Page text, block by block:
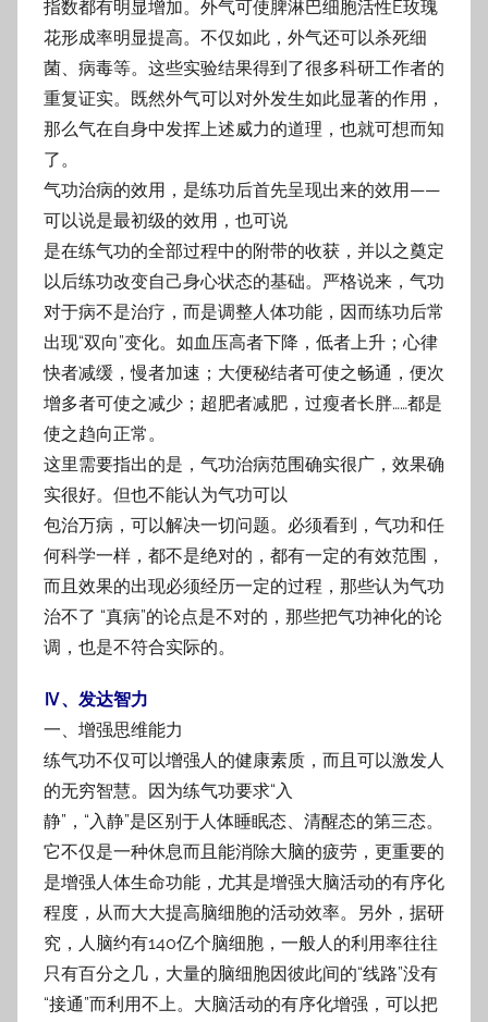
指数都有明显增加。外气可使脾淋巴细胞活性E玫瑰
花形成率明显提高。不仅如此，外气还可以杀死细
菌、病毒等。这些实验结果得到了很多科研工作者的
重复证实。既然外气可以对外发生如此显著的作用，
那么气在自身中发挥上述威力的道理，也就可想而知
了。
气功治病的效用，是练功后首先呈现出来的效用——
可以说是最初级的效用，也可说
是在练气功的全部过程中的附带的收获，并以之奠定
以后练功改变自己身心状态的基础。 严格说来，气功
对于病不是治疗，而是调整人体功能，因而练功后常
出现“双向”变化。如血压高者下降，低者上升；心律
快者减缓，慢者加速；大便秘结者可使之畅通，便次
增多者可使之减少；超肥者减肥，过瘦者长胖……都是
使之趋向正常。
这里需要指出的是，气功治病范围确实很广，效果确
实很好。但也不能认为气功可以
包治万病，可以解决一切问题。必须看到，气功和任
何科学一样，都不是绝对的，都有一定的有效范围，
而且效果的出现必须经历一定的过程，那些认为气功
治不了 “真病”的论点是不对的，那些把气功神化的论
调，也是不符合实际的。
Ⅳ、发达智力
一、增强思维能力
练气功不仅可以增强人的健康素质，而且可以激发人
的无穷智慧。因为练气功要求“入
静”，“入静”是区别于人体睡眠态、清醒态的第三态。
它不仅是一种休息而且能消除大脑的疲劳，更重要的
是增强人体生命功能，尤其是增强大脑活动的有序化
程度，从而大大提高脑细胞的活动效率。另外，据研
究，人脑约有140亿个脑细胞，一般人的利用率往往
只有百分之几，大量的脑细胞因彼此间的“线路”没有
“接通”而利用不上。大脑活动的有序化增强，可以把